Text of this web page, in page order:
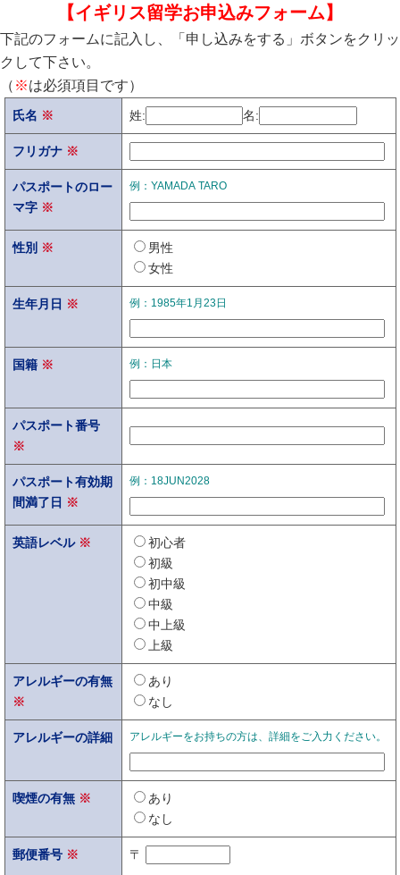
【イギリス留学お申込みフォーム】
下記のフォームに記入し、「申し込みをする」ボタンをクリッ
クして下さい。
（ ※は必須項目です）
氏名 ※ 姓: 名:
フリガナ ※
パスポートのロー
マ字 ※
例：YAMADA TARO
性別 ※
男性
女性
生年月日 ※ 例：1985年1月23日
国籍 ※ 例：日本
パスポート番号
※
パスポート有効期
間満了日 ※
例：18JUN2028
英語レベル ※
初心者
初級
初中級
中級
中上級
上級
アレルギーの有無
※
あり
なし
アレルギーの詳細 アレルギーをお持ちの方は、詳細をご入力ください。
喫煙の有無 ※
あり
なし
郵便番号 ※ 〒